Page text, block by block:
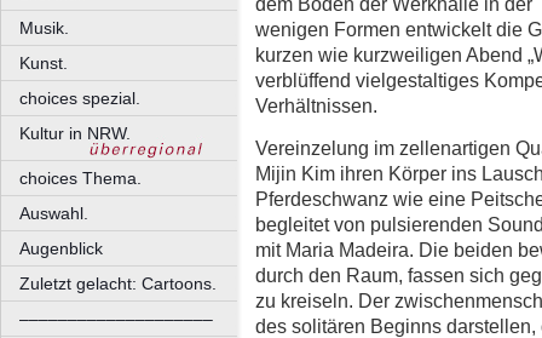
Musik.
Kunst.
choices spezial.
Kultur in NRW.
choices Thema.
Auswahl.
Augenblick
Zuletzt gelacht: Cartoons.
––––––––––––––––––––
wenigen Formen entwickelt die
kurzen wie kurzweiligen Abend
verblüffend vielgestaltiges
Verhältnissen.
Vereinzelung im zellenartigen
Mijin Kim ihren Körper ins
Pferdeschwanz wie eine
begleitet von pulsierenden
mit Maria Madeira. Die beiden
durch den Raum, fassen sich
zu kreiseln. Der
des solitären Beginns